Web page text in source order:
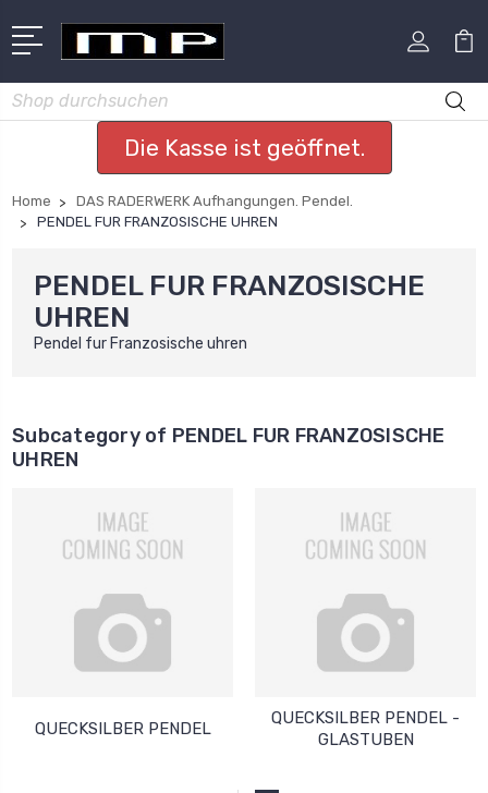
Suchen
Die Kasse ist geöffnet.
Home
DAS RADERWERK Aufhangungen. Pendel.
PENDEL FUR FRANZOSISCHE UHREN
PENDEL FUR FRANZOSISCHE
UHREN
Pendel fur Franzosische uhren
Subcategory of PENDEL FUR FRANZOSISCHE
UHREN
QUECKSILBER PENDEL
QUECKSILBER PENDEL -
GLASTUBEN